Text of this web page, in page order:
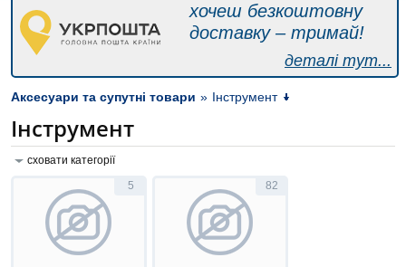
хочеш безкоштовну
доставку – тримай!
деталі тут...
Аксесуари та супутні товари » Інструмент
Інструмент
сховати категорії
5
82